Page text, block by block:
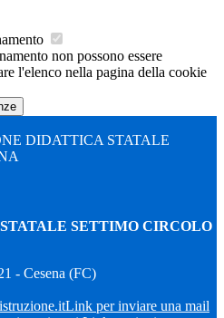
non possono essere
l'elenco nella pagina della cookie
DIDATTICA STATALE
SETTIMO CIRCOLO
- Cesena (FC)
Link per inviare una mail